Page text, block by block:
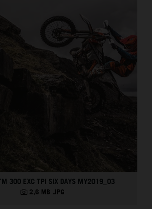
300 EXC TPI SIX DAYS MY2019_03
2,6 MB .JPG